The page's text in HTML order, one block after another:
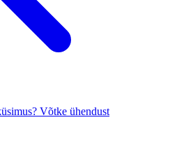
Võtke ühendust